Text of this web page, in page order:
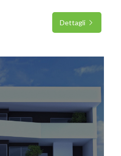
Dettagli